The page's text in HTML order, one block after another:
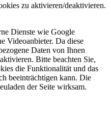
zu aktivieren/deaktivieren.
Dienste wie Google
Videoanbieter. Da diese
Daten von Ihnen
Bitte beachten Sie,
die Funktionalität und das
beeinträchtigen kann. Die
der Seite wirksam.